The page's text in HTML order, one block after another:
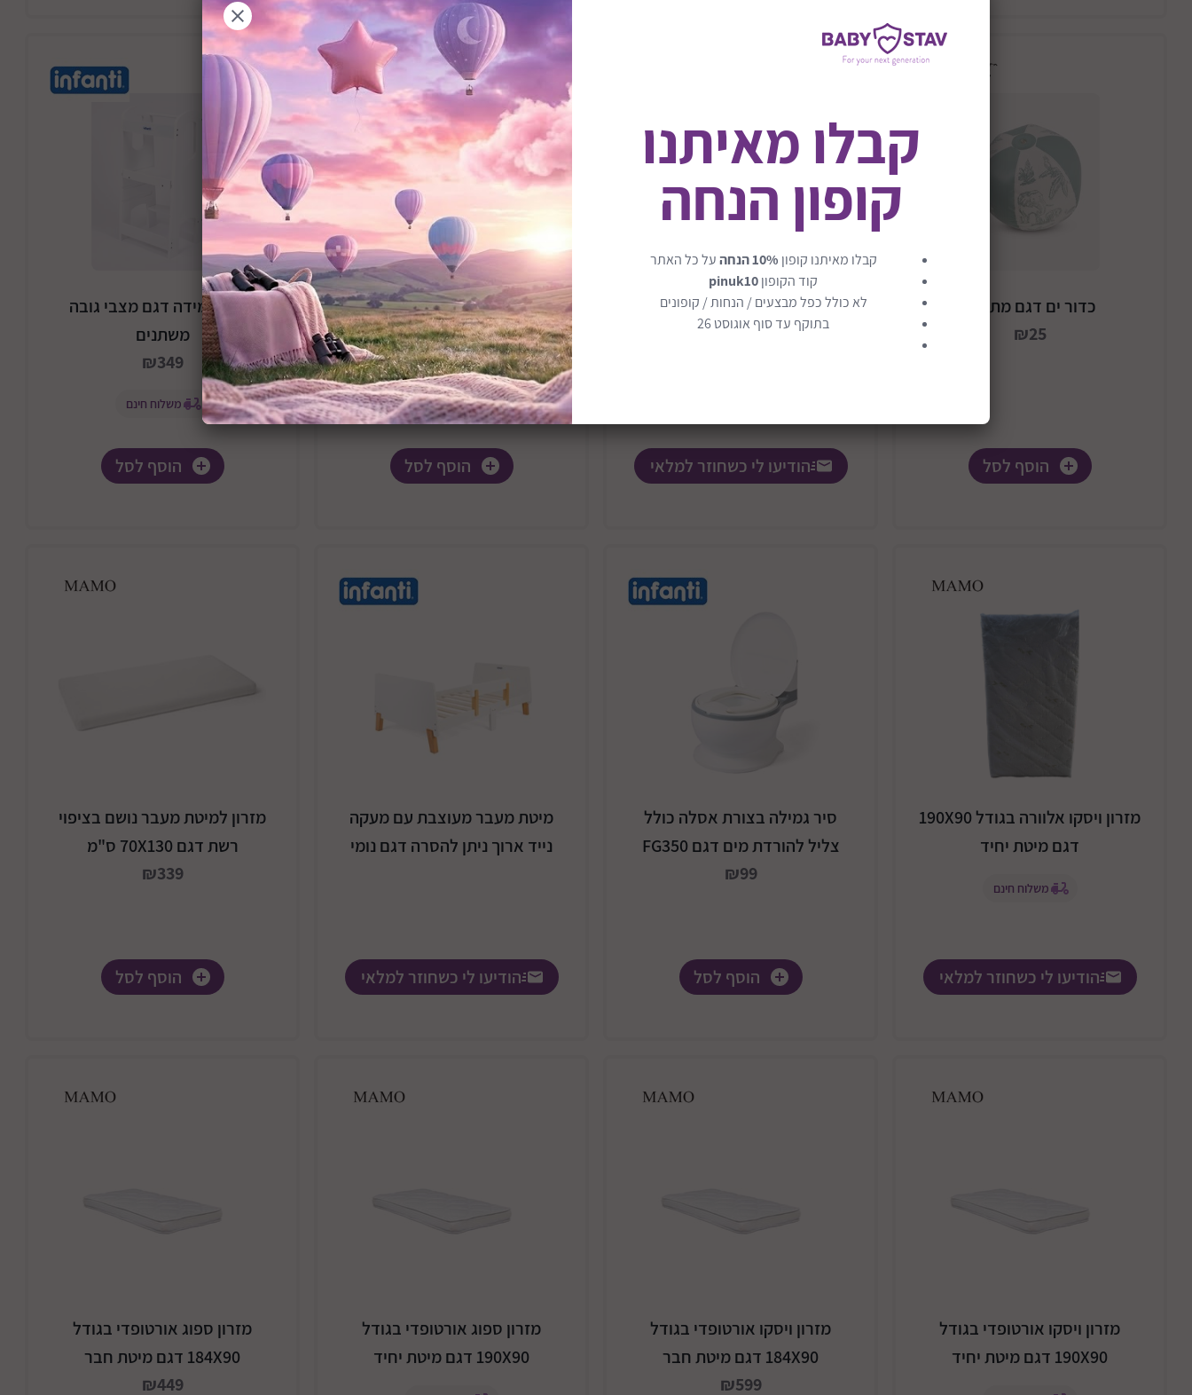
כדור ים דגם מתפנח
₪25
הוסף לסל
מגדל למידה דגם Oakland
הודיעו לי כשחוזר למלאי
תיק פיקניק מאובזר דגם
Weaning Backpack
₪232
משלוח חינם
הוסף לסל
מגדל למידה דגם מצבי גובה
משתנים
₪349
משלוח חינם
הוסף לסל
מזרון ויסקו אלוורה בגודל 190X90
דגם מיטת יחיד
משלוח חינם
הודיעו לי כשחוזר למלאי
סיר גמילה בצורת אסלה כולל
צליל להורדת מים דגם FG350
₪99
הוסף לסל
מיטת מעבר מעוצבת עם מעקה
נייד ארוך ניתן להסרה דגם נומי
הודיעו לי כשחוזר למלאי
מזרון למיטת מעבר נושם בציפוי
רשת דגם 70X130 ס"מ
₪339
הוסף לסל
מזרון ויסקו אורטופדי בגודל
190X90 דגם מיטת יחיד
מזרון ויסקו אורטופדי בגודל
184X90 דגם מיטת חבר
₪599
מזרון ספוג אורטופדי בגודל
190X90 דגם מיטת יחיד
מזרון ספוג אורטופדי בגודל
184X90 דגם מיטת חבר
₪449
קבלו מאיתנו
קופון הנחה
קבלו מאיתנו קופון 10% הנחה
על כל האתר
קוד הקופוןpinuk10
לא כולל כפל מבצעים / הנחות / קופונים
בתוקף עד סוף אוגוסט 26